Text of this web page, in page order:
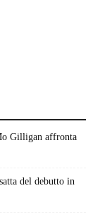
Gilligan affronta
del debutto in